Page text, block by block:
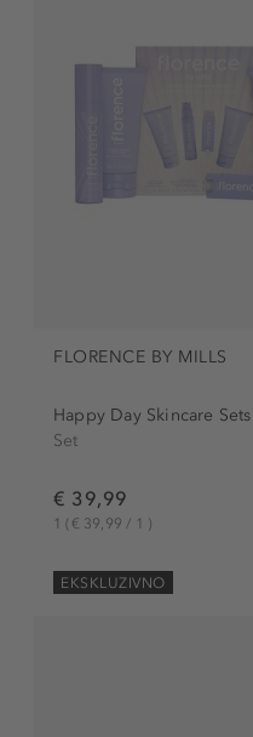
FLORENCE BY MILLS
Happy Day Skincare Sets
Set
€ 39,99
1(€ 39,99 / 1 )
EKSKLUZIVNO